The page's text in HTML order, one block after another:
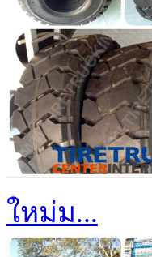
ใหม่ม...